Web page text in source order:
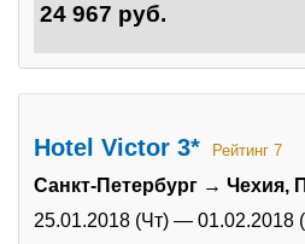
24 967 руб.
Hotel Victor 3* Рейтинг 7
Санкт-Петербург → Чехия,
25.01.2018 (Чт) — 01.02.2018